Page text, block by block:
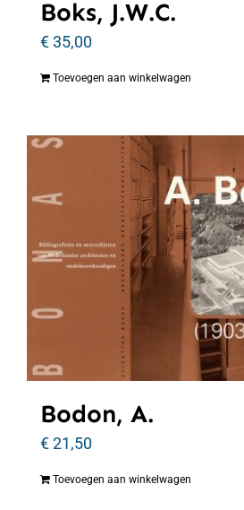
Boks, J.W.C.
€35,00
Toevoegen aan winkelwagen
Bodon, A.
€21,50
Toevoegen aan winkelwagen